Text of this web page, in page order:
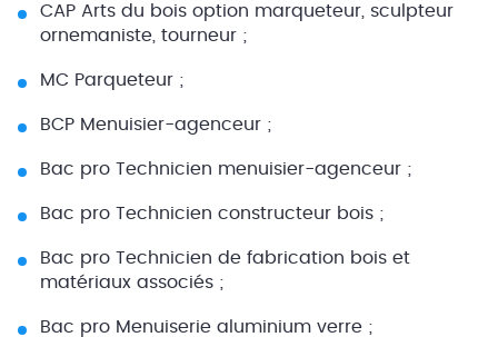
CAP Arts du bois option marqueteur, sculpteur
ornemaniste, tourneur ;
MC Parqueteur ;
BCP Menuisier-agenceur ;
Bac pro Technicien menuisier-agenceur ;
Bac pro Technicien constructeur bois ;
Bac pro Technicien de fabrication bois et
matériaux associés ;
Bac pro Menuiserie aluminium verre ;